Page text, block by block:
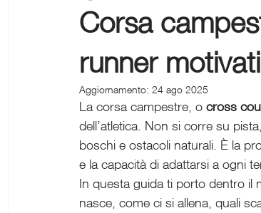
Corsa
runner motivati
Aggiornamento: 24 ago 2025
La corsa campestre, o cross
dell’atletica. Non si corre su
boschi e ostacoli naturali. È la
e la capacità di adattarsi a ogni
In questa guida ti porto dentro il
nasce, come ci si allena, quali